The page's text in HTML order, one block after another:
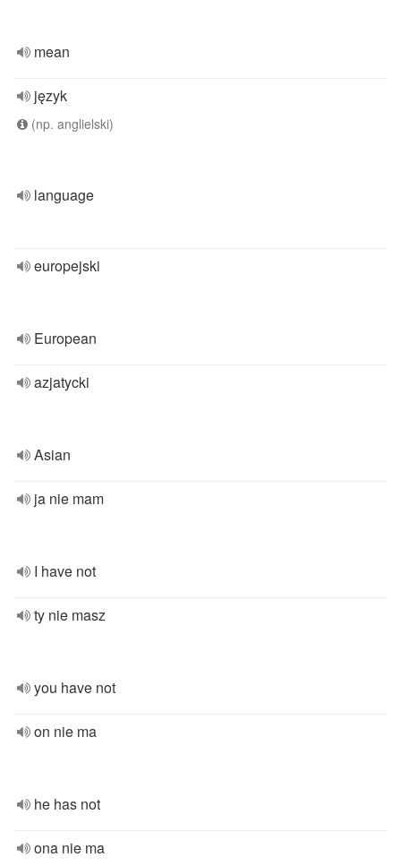
mean
język
(np. anglielski)
language
europejski
European
azjatycki
Asian
ja nie mam
I have not
ty nie masz
you have not
on nie ma
he has not
ona nie ma